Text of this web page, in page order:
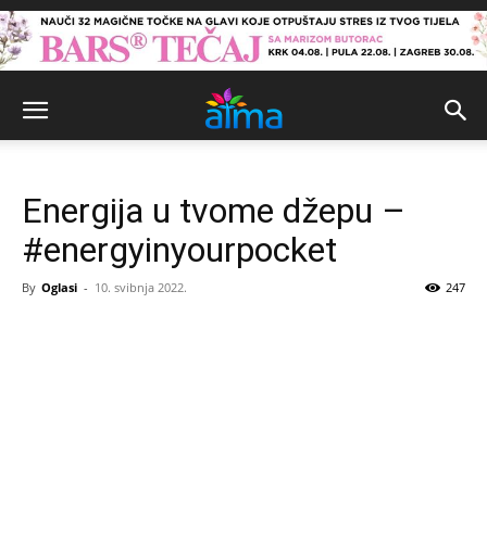
Energija u tvome džepu –
#energyinyourpocket
By Oglasi - 10. svibnja 2022. 247